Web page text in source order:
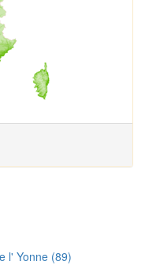
l' Yonne (89)